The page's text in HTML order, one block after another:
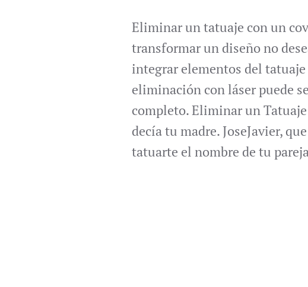
Eliminar un tatuaje con un
transformar un diseño no
integrar elementos del
eliminación con láser puede
completo. Eliminar un
decía tu madre. JoseJavier,
tatuarte el nombre de tu